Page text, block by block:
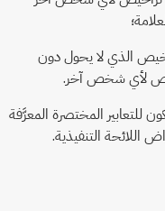
الذي لا يحول دون
لأي شخص آخر.
للتعابير المختصرة المعرَّفة